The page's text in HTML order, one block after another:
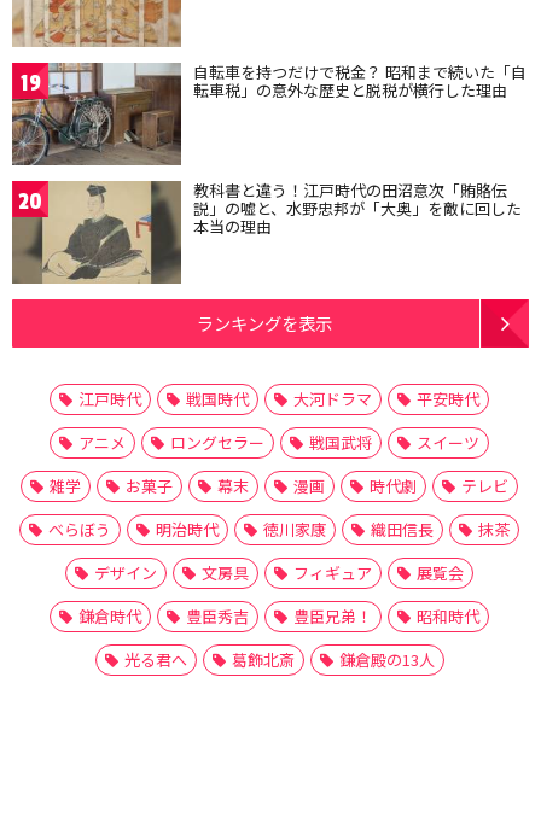
19 自転車を持つだけで税金？ 昭和まで続いた「自
転車税」の意外な歴史と脱税が横行した理由
20 教科書と違う！江戸時代の田沼意次「賄賂伝
説」の嘘と、水野忠邦が「大奥」を敵に回した
本当の理由
ランキングを表示
江戸時代 戦国時代 大河ドラマ
平安時代
アニメ
ロングセラー 戦国武将
スイーツ
雑学
お菓子 幕末 漫画 時代劇
テレビ
べらぼう
明治時代 徳川家康 織田信長
抹茶
デザイン
文房具 フィギュア
展覧会
鎌倉時代
豊臣秀吉 豊臣兄弟！
昭和時代
光る君へ
葛飾北斎 鎌倉殿の13人